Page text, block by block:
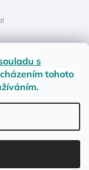
s
tohoto
na pobočky
reklamaci?
údajů